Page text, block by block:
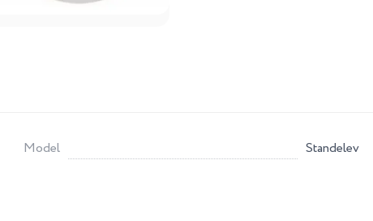
Model Standelev